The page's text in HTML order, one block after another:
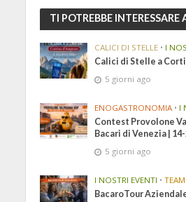
TI POTREBBE INTERESSARE
CALICI DI STELLE • I
Calici di Stelle a
5 giorni ago
ENOGASTRONOMIA • I
Contest Provolone
Bacari di Venezia |
5 giorni ago
I NOSTRI EVENTI •
BacaroTour